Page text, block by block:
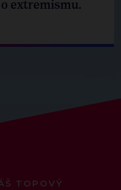
extremismu.
TOPOVÝ